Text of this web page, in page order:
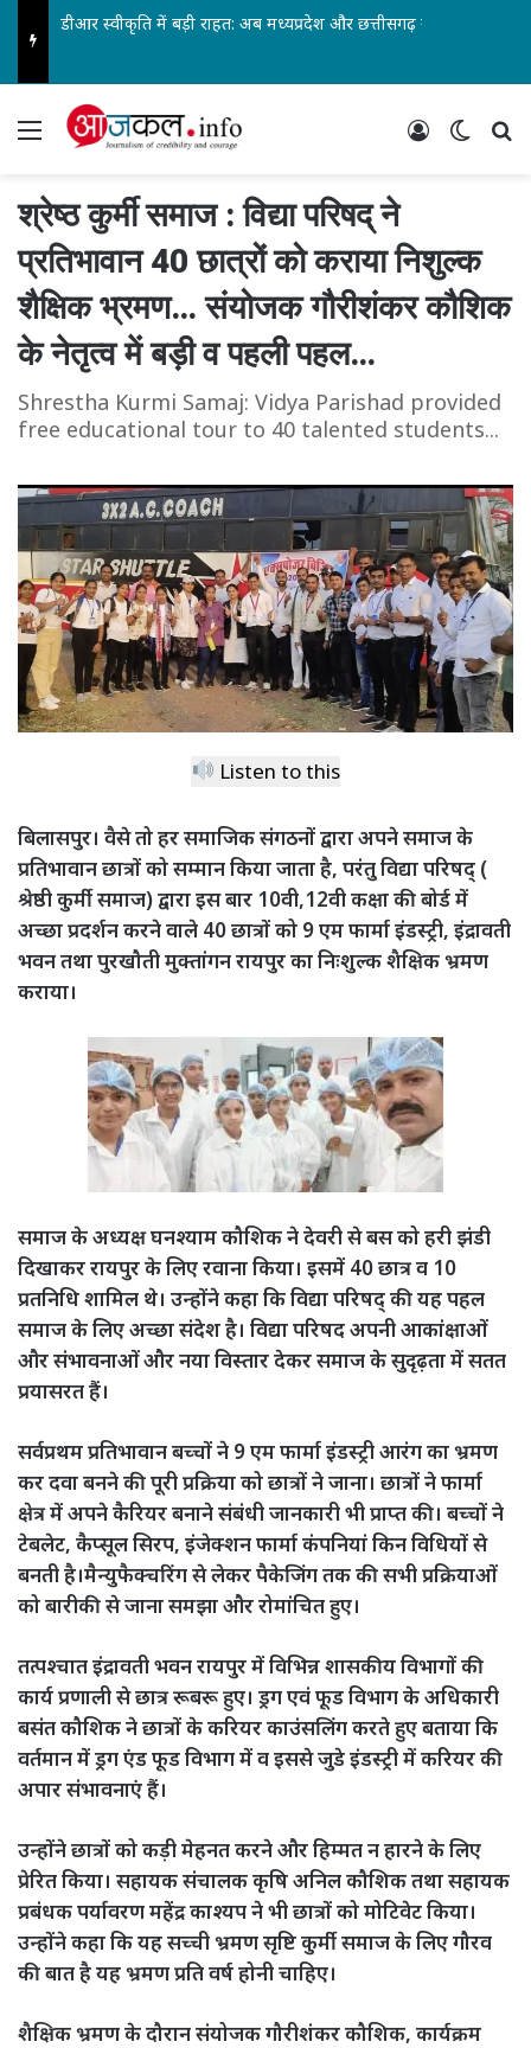
Menu Log In
श्रेष्ठ कुर्मी समाज : विद्या परिषद् ने
प्रतिभावान 40 छात्रों को कराया निशुल्क
शैक्षिक भ्रमण… संयोजक गौरीशंकर कौशिक
के नेतृत्व में बड़ी व पहली पहल…
Shrestha Kurmi Samaj: Vidya Parishad provided
free educational tour to 40 talented students...
Listen to this
बिलासपुर। वैसे तो हर समाजिक संगठनों द्वारा अपने समाज के
प्रतिभावान छात्रों को सम्मान किया जाता है, परंतु विद्या परिषद् (
श्रेष्ठी कुर्मी समाज) द्वारा इस बार 10वी,12वी कक्षा की बोर्ड में
अच्छा प्रदर्शन करने वाले 40 छात्रों को 9 एम फार्मा इंडस्ट्री, इंद्रावती
भवन तथा पुरखौती मुक्तांगन रायपुर का निःशुल्क शैक्षिक भ्रमण
कराया।
समाज के अध्यक्ष घनश्याम कौशिक ने देवरी से बस को हरी झंडी
दिखाकर रायपुर के लिए रवाना किया। इसमें 40 छात्र व 10
प्रतनिधि शामिल थे। उन्होंने कहा कि विद्या परिषद् की यह पहल
समाज के लिए अच्छा संदेश है। विद्या परिषद अपनी आकांक्षाओं
और संभावनाओं और नया विस्तार देकर समाज के सुदृढ़ता में सतत
प्रयासरत हैं।
सर्वप्रथम प्रतिभावान बच्चों ने 9 एम फार्मा इंडस्ट्री आरंग का भ्रमण
कर दवा बनने की पूरी प्रक्रिया को छात्रों ने जाना। छात्रों ने फार्मा
क्षेत्र में अपने कैरियर बनाने संबंधी जानकारी भी प्राप्त की। बच्चों ने
टेबलेट, कैप्सूल सिरप, इंजेक्शन फार्मा कंपनियां किन विधियों से
बनती है।मैन्युफैक्चरिंग से लेकर पैकेजिंग तक की सभी प्रक्रियाओं
को बारीकी से जाना समझा और रोमांचित हुए।
तत्पश्चात इंद्रावती भवन रायपुर में विभिन्न शासकीय विभागों की
कार्य प्रणाली से छात्र रूबरू हुए। ड्रग एवं फूड विभाग के अधिकारी
बसंत कौशिक ने छात्रों के करियर काउंसलिंग करते हुए बताया कि
वर्तमान में ड्रग एंड फूड विभाग में व इससे जुडे इंडस्ट्री में करियर की
अपार संभावनाएं हैं।
उन्होंने छात्रों को कड़ी मेहनत करने और हिम्मत न हारने के लिए
प्रेरित किया। सहायक संचालक कृषि अनिल कौशिक तथा सहायक
प्रबंधक पर्यावरण महेंद्र काश्यप ने भी छात्रों को मोटिवेट किया।
उन्होंने कहा कि यह सच्ची भ्रमण सृष्टि कुर्मी समाज के लिए गौरव
की बात है यह भ्रमण प्रति वर्ष होनी चाहिए।
शैक्षिक भ्रमण के दौरान संयोजक गौरीशंकर कौशिक, कार्यक्रम